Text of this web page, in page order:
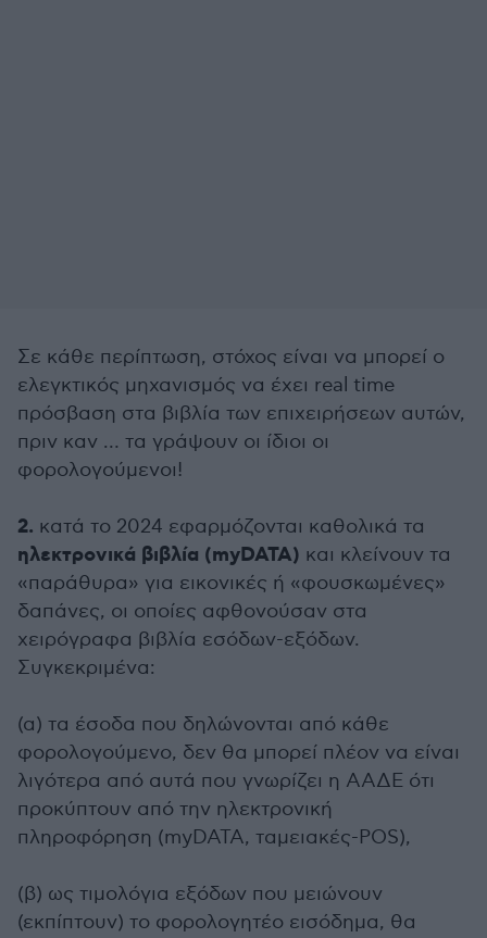
Σε κάθε περίπτωση, στόχος είναι να μπορεί ο
ελεγκτικός μηχανισμός να έχει real time
πρόσβαση στα βιβλία των επιχειρήσεων αυτών,
πριν καν … τα γράψουν οι ίδιοι οι
φορολογούμενοι!
2. κατά το 2024 εφαρμόζονται καθολικά τα
ηλεκτρονικά βιβλία (myDATA) και κλείνουν τα
«παράθυρα» για εικονικές ή «φουσκωμένες»
δαπάνες, οι οποίες αφθονούσαν στα
χειρόγραφα βιβλία εσόδων-εξόδων.
Συγκεκριμένα:
(α) τα έσοδα που δηλώνονται από κάθε
φορολογούμενο, δεν θα μπορεί πλέον να είναι
λιγότερα από αυτά που γνωρίζει η ΑΑΔΕ ότι
προκύπτουν από την ηλεκτρονική
πληροφόρηση (myDATA, ταμειακές-POS),
(β) ως τιμολόγια εξόδων που μειώνουν
(εκπίπτουν) το φορολογητέο εισόδημα, θα